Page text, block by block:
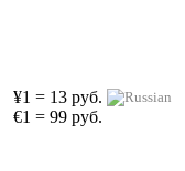
¥1 = 13 руб.
€1 = 99 руб.